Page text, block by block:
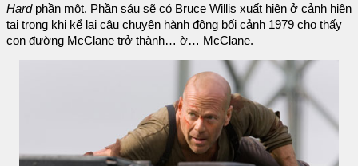
Hardphần một. Phần sáu sẽ có Bruce Willis xuất hiện ở cảnh hiện
tại trong khi kể lại câu chuyện hành động bối cảnh 1979 cho thấy
con đường McClane trở thành… ờ… McClane.